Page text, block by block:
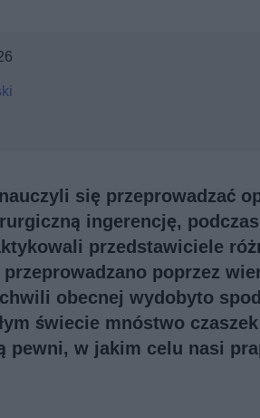
się przeprowadzać
ingerencję,
przedstawiciele
poprzez
obecnej wydobyto
świecie mnóstwo
pewni, w jakim celu nasi